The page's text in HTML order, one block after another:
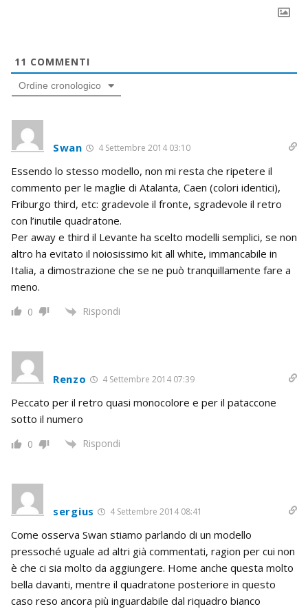
11 COMMENTI
Ordine cronologico
Swan 4 Settembre 2014 03:10
Essendo lo stesso modello, non mi resta che ripetere il
commento per le maglie di Atalanta, Caen (colori identici),
Friburgo third, etc: gradevole il fronte, sgradevole il retro
con l’inutile quadratone.
Per away e third il Levante ha scelto modelli semplici, se non
altro ha evitato il noiosissimo kit all white, immancabile in
Italia, a dimostrazione che se ne può tranquillamente fare a
meno.
0 Rispondi
Renzo 4 Settembre 2014 07:39
Peccato per il retro quasi monocolore e per il pataccone
sotto il numero
0 Rispondi
sergius 4 Settembre 2014 08:41
Come osserva Swan stiamo parlando di un modello
pressoché uguale ad altri già commentati, ragion per cui non
è che ci sia molto da aggiungere. Home anche questa molto
bella davanti, mentre il quadratone posteriore in questo
caso reso ancora più inguardabile dal riquadro bianco